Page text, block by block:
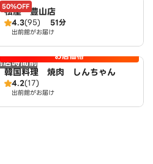
50%OFF
松屋 豊山店
4.3(95) 51分
出前館がお届け
店時間前 お店価格
韓国料理 焼肉 しんちゃん
4.2(17)
出前館がお届け